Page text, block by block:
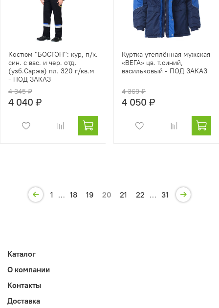
Костюм "БОСТОН": кур, п/к.
син. с вас. и чер. отд.
(узб.Саржа) пл. 320 г/кв.м
- ПОД ЗАКАЗ
4 345 ₽
4 040 ₽
Куртка утеплённая мужская
«ВЕГА» цв. т.синий,
васильковый - ПОД ЗАКАЗ
4 369 ₽
4 050 ₽
1 … 18 19 20 21 22 … 31
Каталог
О компании
Контакты
Доставка